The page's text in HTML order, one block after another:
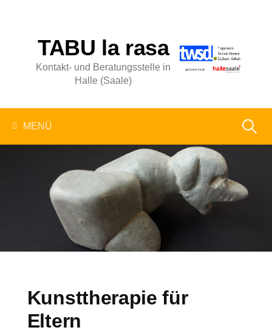
TABU la rasa
Kontakt- und Beratungsstelle in
Halle (Saale)
MENÜ Suchen
Kunsttherapie für
Eltern